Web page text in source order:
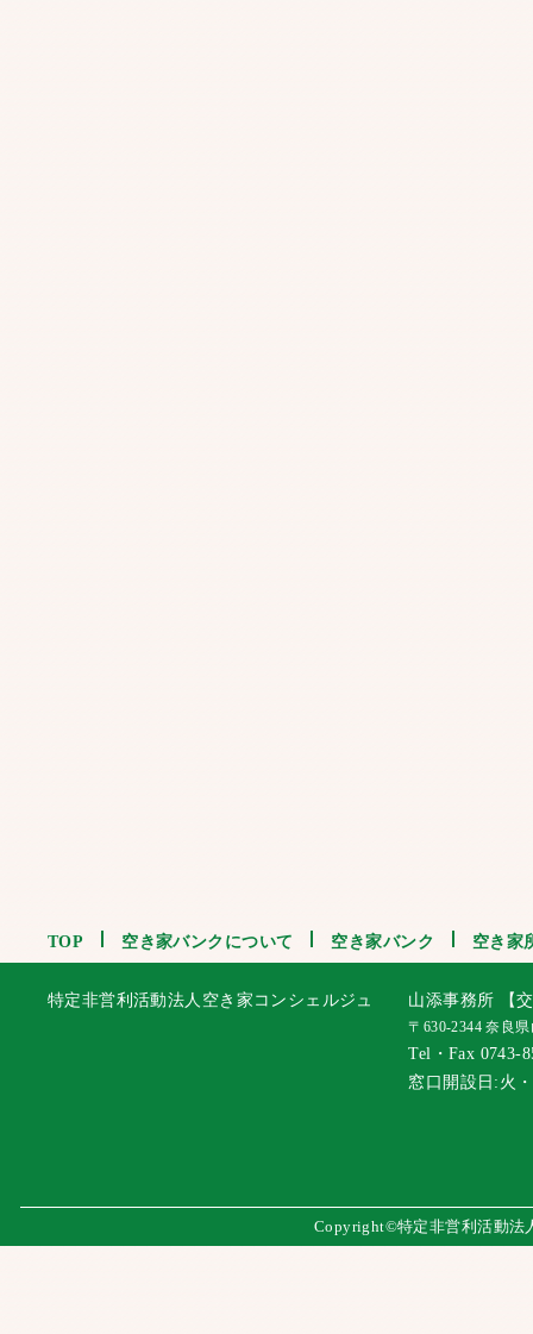
TOP 空き家バンクについて 空き家バンク 空き家
特定非営利活動法人空き家コンシェルジュ 山添事務所 【
〒630-2344 奈良
Tel・Fax 0743-
窓口開設日:火
Copyright©特定非営利活動法